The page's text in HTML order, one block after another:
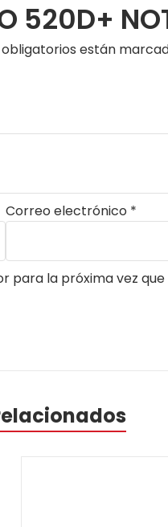
obligatorios están
Correo electrónico *
para la próxima vez